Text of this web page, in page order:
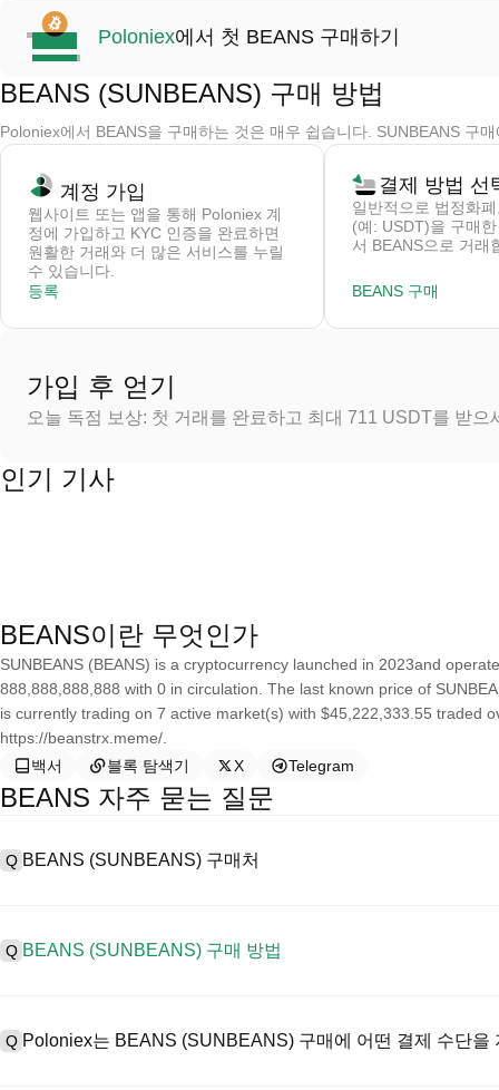
Poloniex에서 첫 BEANS 구매하기
BEANS (SUNBEANS) 구매 방법
Poloniex에서 BEANS을 구매하는 것은 매우 쉽습니다. SUNBEANS 구
계정 가입
웹사이트 또는 앱을 통해 Poloniex 계
정에 가입하고 KYC 인증을 완료하면
원활한 거래와 더 많은 서비스를 누릴
수 있습니다.
등록
결제 방법 선
일반적으로 법정화
(예: USDT)을 구매
서 BEANS으로 거래
BEANS 구매
가입 후 얻기
오늘 독점 보상: 첫 거래를 완료하고 최대 711 USDT를 받으
인기 기사
BEANS이란 무엇인가
SUNBEANS (BEANS) is a cryptocurrency launched in 2023and
888,888,888,888 with 0 in circulation. The last known price of
is currently trading on 7 active market(s) with $45,222,333.55 traded
https://beanstrx.meme/.
백서
블록 탐색기 X Telegram
BEANS 자주 묻는 질문
Q BEANS (SUNBEANS) 구매처
터페이스, 높은 유동성, 거래를 간소화할 수 있는 다양한 거래 도구
폐에서 거래를 지원하고 경쟁력 있는 거래 수수료를 제공합니다.
1. 계정을 생성하고 KYC 인증을 완료합니다.
2. 법정화폐와 암호화폐로 계정에 자금을 지원합니다.
Q BEANS (SUNBEANS) 구매 방법
를 시작하세요.
Q Poloniex는 BEANS (SUNBEANS) 구매에 어떤 결제 수단을